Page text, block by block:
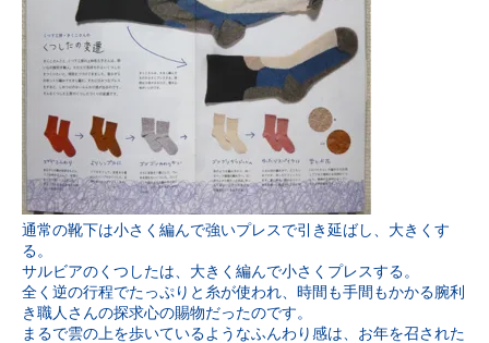
通常の靴下は小さく編んで強いプレスで引き延ばし、大きくす
る。
サルビアのくつしたは、大きく編んで小さくプレスする。
全く逆の行程でたっぷりと糸が使われ、時間も手間もかかる腕利
き職人さんの探求心の賜物だったのです。
まるで雲の上を歩いているようなふんわり感は、お年を召された